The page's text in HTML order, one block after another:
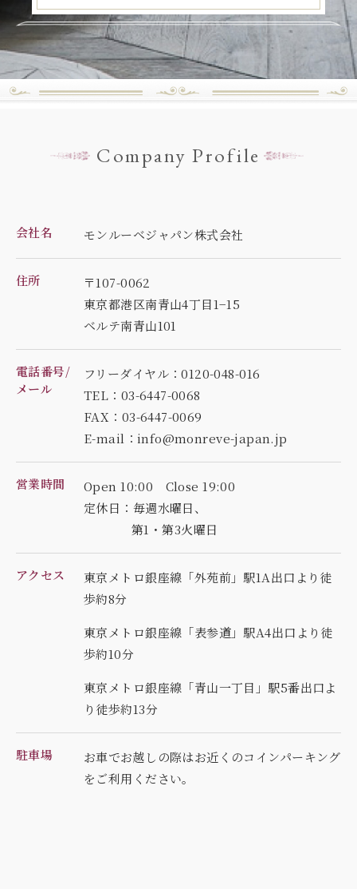
Company Profile
会社名 モンルーベジャパン株式会社
住所
〒107-0062
東京都港区南青山4丁目1−15
ベルテ南青山101
電話番号/
メール
フリーダイヤル：0120-048-016
TEL：03-6447-0068
FAX：03-6447-0069
E-mail：info@monreve-japan.jp
営業時間
Open 10:00 Close 19:00
定休日：毎週水曜日、
第1・第3火曜日
アクセス
東京メトロ銀座線「外苑前」駅1A出口より徒
歩約8分
東京メトロ銀座線「表参道」駅A4出口より徒
歩約10分
東京メトロ銀座線「青山一丁目」駅5番出口よ
り徒歩約13分
駐車場
お車でお越しの際はお近くのコインパーキング
をご利用ください。